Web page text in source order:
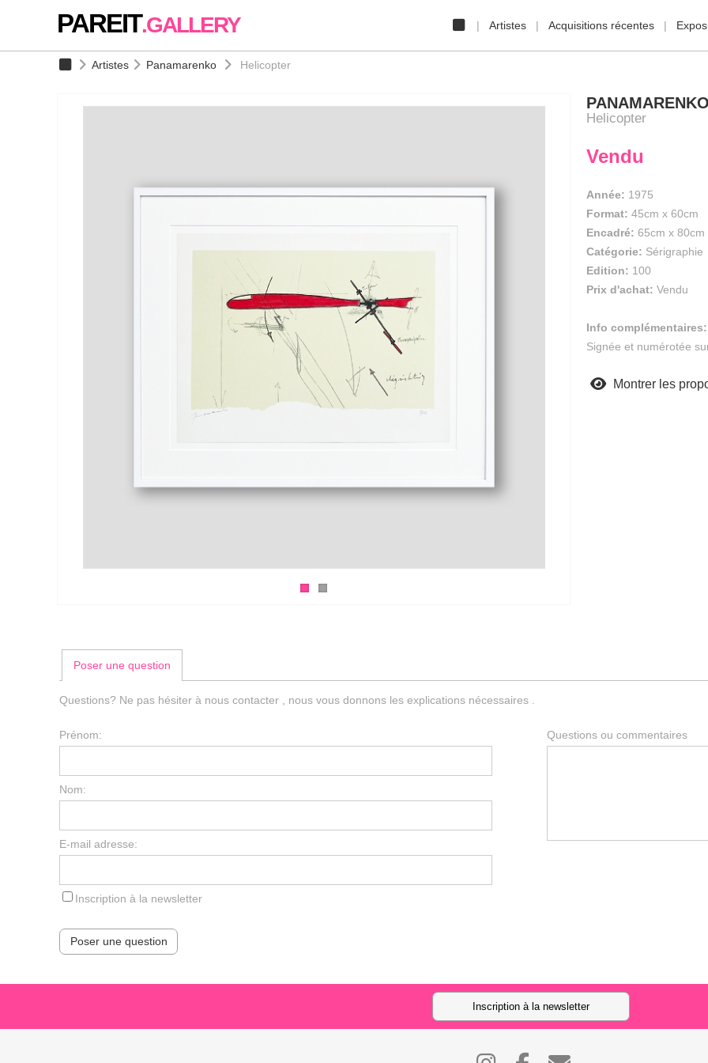
Artistes Acquisitions récentes
PAREIT.GALLERY
Artistes Panamarenko Helicopter
PANAMARENKO
Helicopter
Vendu
Année: 1975
Format: 45cm x 60cm
Encadré: 65cm x 80cm
Catégorie: Sérigraphie
Edition: 100
Prix d'achat: Vendu
Info complémentaires:
Signée et numérotée
Montrer les
Poser une question
Questions? Ne pas hésiter à nous contacter , nous vous donnons les explications nécessaires .
Prénom:
Nom:
E-mail adresse:
Inscription à la newsletter
Questions ou commentaires
Poser une question
Inscription à la newsletter